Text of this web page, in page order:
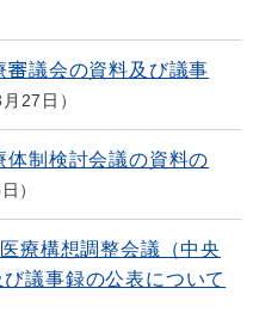
議会の資料及び議事
27日
制検討会議の資料の
療構想調整会議（中央
議事録の公表について